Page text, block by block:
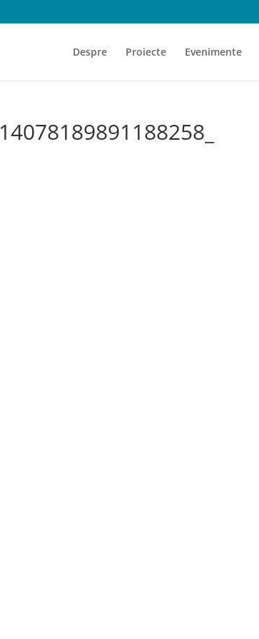
Despre Proiecte Evenimente